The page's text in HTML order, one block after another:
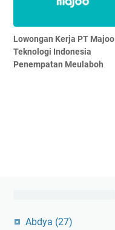
Lowongan Kerja PT Majoo
Teknologi Indonesia
Penempatan Meulaboh
Abdya (27)